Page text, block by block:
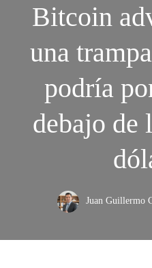
Bitcoin
una
podría
debajo de
Juan Guillermo